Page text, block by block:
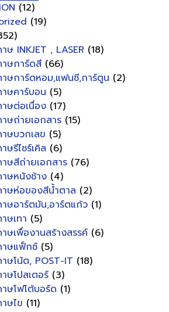
(12)
(19)
ษ INKJET , LASER (18)
าษการ์ดสี (66)
าษการ์ดหอม,แฟนซี,การ์ตูน (2)
าษคาร์บอน (5)
าษต่อเนื่อง (17)
าษถ่ายเอกสาร (15)
าษบวกเลข (5)
ษรีไซร์เคิล (6)
าษสีถ่ายเอกสาร (76)
าษหนังช้าง (4)
าษห่อของสีน้ำตาล (2)
าษอาร์ตมัน,อาร์ตแก้ว (1)
ษเทา (5)
าษเพื่องานสร้างสรรค์ (6)
าษแฟ็กซ์ (5)
าษโน้ต, POST-IT (18)
าษโปสเตอร์ (3)
าษโฟโต้บอร์ด (1)
ษไข (11)